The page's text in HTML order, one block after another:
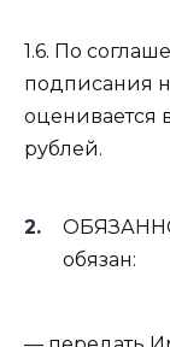
1.6. По
подписания
оценивается в
рублей.
обязан: